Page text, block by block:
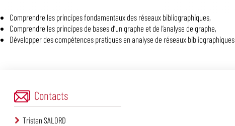
Description
Comprendre les principes fondamentaux des réseaux bibliographiques,
Comprendre les principes de bases d’un graphe et de l’analyse de graphe,
Développer des compétences pratiques en analyse de réseaux bibliographiques
Contacts
Tristan SALORD